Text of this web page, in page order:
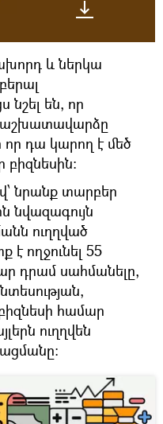
և ներկա
նշել են, որ
աշխատավարձը
դա կարող է մեծ
բիզնեսին:
նրանք տարբեր
նվազագույն
ուղղված
է ողջունել 55
դրամ սահմանելը,
համար
ուղղվեն